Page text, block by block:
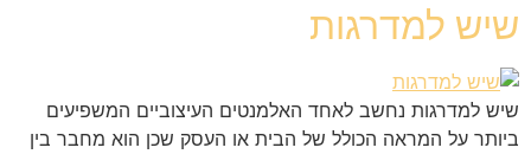
שיש למדרגות
שיש למדרגות נחשב לאחד האלמנטים העיצוביים המשפיעים
ביותר על המראה הכולל של הבית או העסק שכן הוא מחבר בין